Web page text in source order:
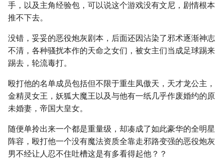
手，以及主角经验包，可以说这个游戏没有文尼，剧情根本
推不下去。
没错，妥妥的恶役炮灰剧本，后面还因沾染了邪术逐渐神志
不清，各种骚扰本作的天命之女们，被女主们当成足球踢来
踢去，轮流毒打。
殴打他的名单成员包括但不限于重生凤傲天，天才龙公主，
金精灵女王，妖狐大魔王以及与他有一纸几乎作废婚约的原
未婚妻，帝国大皇女。
随便单拎出来一个都是重量级，却凑成了如此豪华的全明星
阵容，殴打他一个没有魔法资质全靠走邪路变强的恶役炮灰
男不经让人忍不住吐槽这是有多看得起他？？